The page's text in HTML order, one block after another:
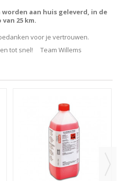
aan huis geleverd, in de
van 25 km.
voor je vertrouwen.
tot snel! Team Willems